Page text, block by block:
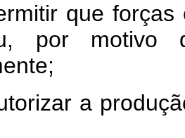
que forças
por motivo
a